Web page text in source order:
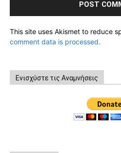
This site uses Akismet to reduce
comment data is processed.
Ενισχύστε τις Αναμνήσεις